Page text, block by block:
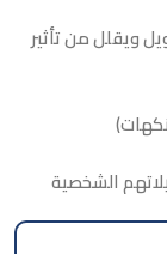
ويقلل من تأثير
الشخصية